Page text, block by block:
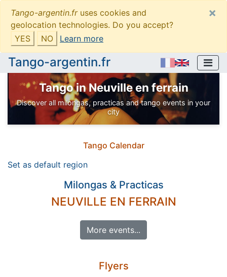
Tango-argentin.fruses cookies and
geolocation technologies. Do you accept?
YES
NO Learn more
×
Tango-argentin.fr
Tango in Neuville en ferrain
Discover all milongas, practicas and tango events in your
city
Tango Calendar
Set as default region
Milongas & Practicas
NEUVILLE EN FERRAIN
More events...
Flyers